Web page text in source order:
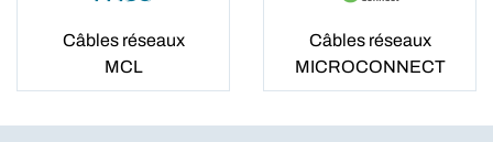
Câbles réseaux
MCL
Câbles réseaux
MICROCONNECT